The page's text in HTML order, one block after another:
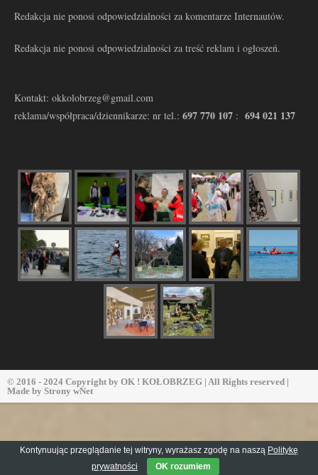
Redakcja nie ponosi odpowiedzialności za komentarze Internautów.
Redakcja nie ponosi odpowiedzialności za treść reklam i ogłoszeń.
Kontakt: okkolobrzeg@gmail.com
reklama/współpraca/dziennikarze: nr tel.: 697 770 107 : 694 021 137
© 2016 - 2024 Copyright by OK ! KOŁOBRZEG | All Rights reserved |
Made by Strony wNet
Kontynuując przeglądanie tej witryny, wyrażasz zgodę na naszą Politykę
prywatności
OK rozumiem